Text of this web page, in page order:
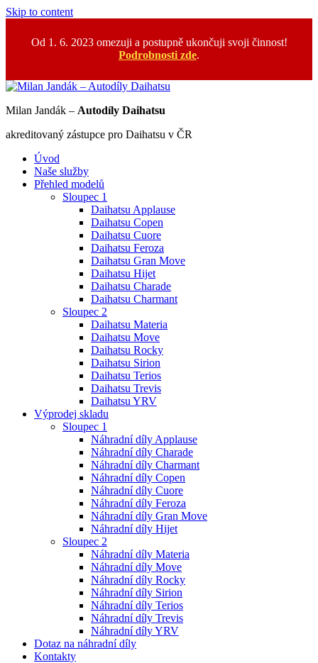
Skip to content
Od 1. 6. 2023 omezuji a postupně ukončuji svoji činnost!
Podrobnosti zde.
Milan Jandák – Autodíly Daihatsu
akreditovaný zástupce pro Daihatsu v ČR
Úvod
Naše služby
Přehled modelů
Sloupec 1
Daihatsu Applause
Daihatsu Copen
Daihatsu Cuore
Daihatsu Feroza
Daihatsu Gran Move
Daihatsu Hijet
Daihatsu Charade
Daihatsu Charmant
Sloupec 2
Daihatsu Materia
Daihatsu Move
Daihatsu Rocky
Daihatsu Sirion
Daihatsu Terios
Daihatsu Trevis
Daihatsu YRV
Výprodej skladu
Sloupec 1
Náhradní díly Applause
Náhradní díly Charade
Náhradní díly Charmant
Náhradní díly Copen
Náhradní díly Cuore
Náhradní díly Feroza
Náhradní díly Gran Move
Náhradní díly Hijet
Sloupec 2
Náhradní díly Materia
Náhradní díly Move
Náhradní díly Rocky
Náhradní díly Sirion
Náhradní díly Terios
Náhradní díly Trevis
Náhradní díly YRV
Dotaz na náhradní díly
Kontakty